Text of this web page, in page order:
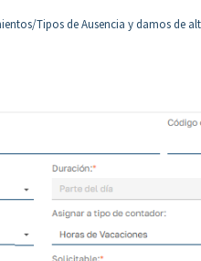
Tipos de Ausencia y damos de